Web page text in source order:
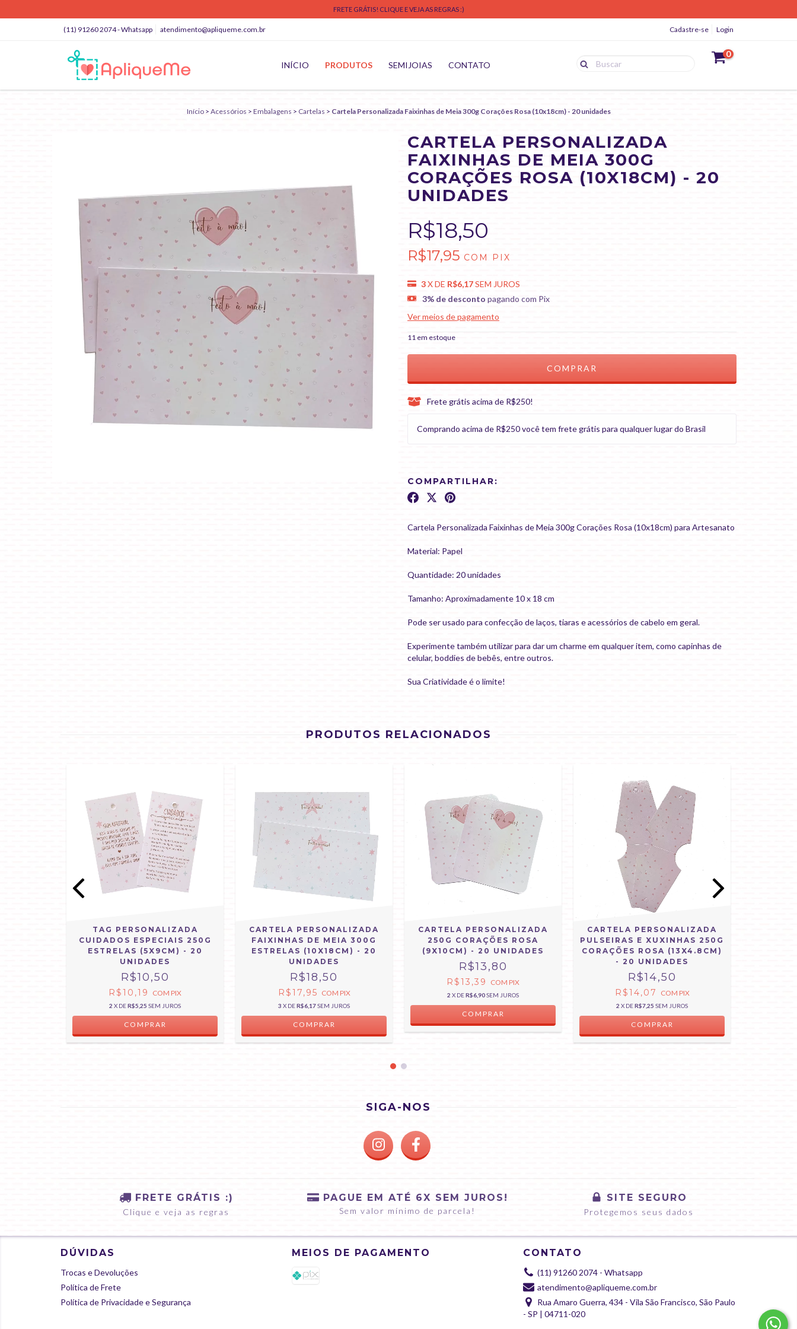
FRETE GRÁTIS! CLIQUE E VEJA AS REGRAS :)
(11) 91260 2074 - Whatsapp atendimento@apliqueme.com.br Cadastre-se Login
INÍCIO PRODUTOS SEMIJOIAS CONTATO
0
Início > Acessórios > Embalagens > Cartelas > Cartela Personalizada Faixinhas de Meia 300g Corações Rosa (10x18cm) - 20 unidades
CARTELA PERSONALIZADA
FAIXINHAS DE MEIA 300G
CORAÇÕES ROSA (10X18CM) - 20
UNIDADES
R$18,50
R$17,95 COM PIX
3X DE R$6,17SEM JUROS
3% de desconto pagando com Pix
Ver meios de pagamento
11 em estoque
Frete grátis acima de R$250!
Comprando acima de R$250 você tem frete grátis para qualquer lugar do Brasil
COMPARTILHAR:
Cartela Personalizada Faixinhas de Meia 300g Corações Rosa (10x18cm) para Artesanato
Material: Papel
Quantidade: 20 unidades
Tamanho: Aproximadamente 10 x 18 cm
Pode ser usado para confecção de laços, tiaras e acessórios de cabelo em geral.
Experimente também utilizar para dar um charme em qualquer item, como capinhas de
celular, boddies de bebês, entre outros.
Sua Criatividade é o limite!
PRODUTOS RELACIONADOS
TAG PERSONALIZADA
CUIDADOS ESPECIAIS 250G
ESTRELAS (5X9CM) - 20
UNIDADES
R$10,50
R$10,19 COM PIX
2 X DER$5,25 SEM JUROS
CARTELA PERSONALIZADA
FAIXINHAS DE MEIA 300G
ESTRELAS (10X18CM) - 20
UNIDADES
R$18,50
R$17,95 COM PIX
3 X DER$6,17SEM JUROS
CARTELA PERSONALIZADA
250G CORAÇÕES ROSA
(9X10CM) - 20 UNIDADES
R$13,80
R$13,39 COM PIX
2 X DER$6,90SEM JUROS
CARTELA PERSONALIZADA
PULSEIRAS E XUXINHAS 250G
CORAÇÕES ROSA (13X4.8CM)
- 20 UNIDADES
R$14,50
R$14,07 COM PIX
2 X DER$7,25 SEM JUROS
SIGA-NOS
FRETE GRÁTIS :)
Clique e veja as regras
PAGUE EM ATÉ 6X SEM JUROS!
Sem valor mínimo de parcela!
SITE SEGURO
Protegemos seus dados
DÚVIDAS
Trocas e Devoluções
Política de Frete
Política de Privacidade e Segurança
MEIOS DE PAGAMENTO CONTATO
(11) 91260 2074 - Whatsapp
atendimento@apliqueme.com.br
Rua Amaro Guerra, 434 - Vila São Francisco, São Paulo
- SP | 04711-020